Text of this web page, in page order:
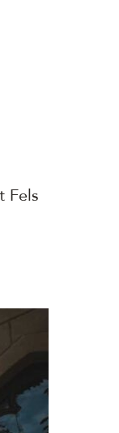
Fels